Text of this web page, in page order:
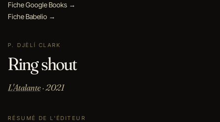
Fiche Google Books →
Fiche Babelio →
P. DJÈLÍ CLARK
Ring shout
L'Atalante· 2021
RÉSUMÉ DE L'ÉDITEUR